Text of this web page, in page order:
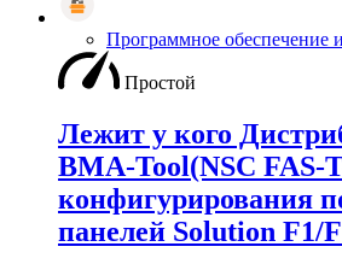
Программное обеспечение
Простой
Лежит у кого
BMA-Tool(NSC FAS-
конфигурирования
панелей Solution F1/